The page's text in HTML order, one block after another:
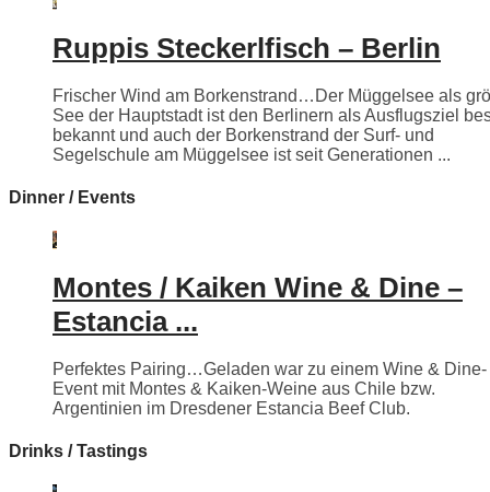
Ruppis Steckerlfisch – Berlin
Frischer Wind am Borkenstrand…Der Müggelsee als
See der Hauptstadt ist den Berlinern als Ausflugsziel
bekannt und auch der Borkenstrand der Surf- und
Segelschule am Müggelsee ist seit Generationen ...
Dinner / Events
Montes / Kaiken Wine & Dine –
Estancia ...
Perfektes Pairing…Geladen war zu einem Wine & Dine-
Event mit Montes & Kaiken-Weine aus Chile bzw.
Argentinien im Dresdener Estancia Beef Club.
Drinks / Tastings